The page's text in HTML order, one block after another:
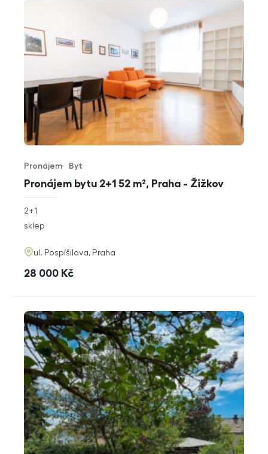
Pronájem bytu 2+1 52 m², Praha - Žižkov
Typ nabídky
Pronájem
Typ nemovitosti
Byt
rozměry
2+1
funkce
sklep
adresa
ul. Pospíšilova, Praha
cena
28 000 Kč